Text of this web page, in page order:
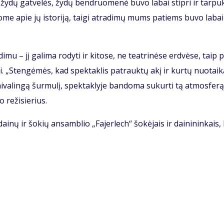
gat­ve­lės, žy­dų ben­druo­me­nė bu­vo la­bai stip­ri ir
apie jų is­to­ri­ją, tai­gi at­ra­di­mų mums pa­tiems bu­vo la­bai
– jį ga­li­ma ro­dy­ti ir ki­to­se, ne te­at­ri­nė­se erd­vė­se, taip
kad spek­tak­lis pa­trauk­tų akį ir kur­tų
šur­mu­lį, spek­tak­ly­je ban­do­ma su­kur­ti tą
re­ži­sie­rius.
ir šo­kių an­sam­blio „Fa­jer­lech“ šo­kė­jais ir dai­ni­nin­kais,